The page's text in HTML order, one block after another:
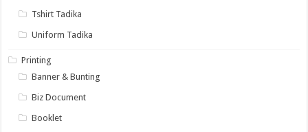
Tshirt Tadika
Uniform Tadika
Printing
Banner & Bunting
Biz Document
Booklet